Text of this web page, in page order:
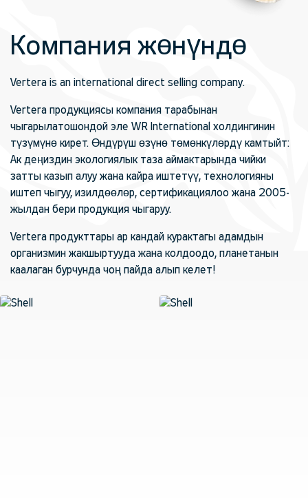
Компания жөнүндө
Vertera is an international direct selling company.
Vertera продукциясы компания тарабынан
чыгарылатошондой эле WR International холдингинин
түзүмүнө кирет. Өндүрүш өзүнө төмөнкүлөрдү камтыйт:
Ак деңиздин экологиялык таза аймактарында чийки
затты казып алуу жана кайра иштетүү, технологияны
иштеп чыгуу, изилдөөлөр, сертификациялоо жана 2005-
жылдан бери продукция чыгаруу.
Vertera продукттары ар кандай курактагы адамдын
организмин жакшыртууда жана колдоодо, планетанын
каалаган бурчунда чоң пайда алып келет!